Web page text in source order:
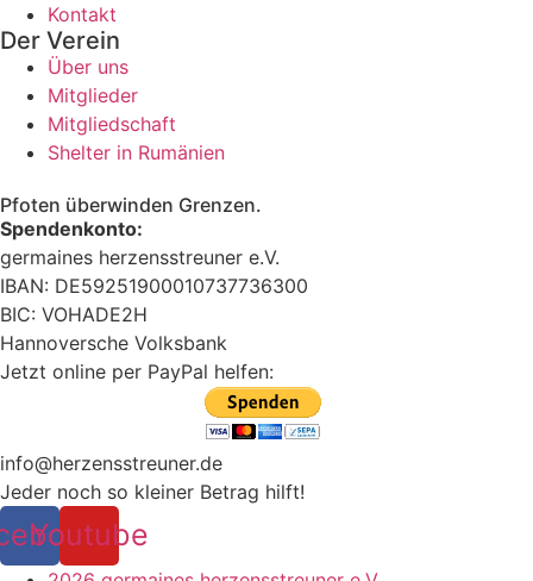
Kontakt
Der Verein
Über uns
Mitglieder
Mitgliedschaft
Shelter in Rumänien
Pfoten überwinden Grenzen.
Spendenkonto:
germaines herzensstreuner e.V.
IBAN: DE59251900010737736300
BIC: VOHADE2H
Hannoversche Volksbank
Jetzt online per PayPal helfen:
info@herzensstreuner.de
Jeder noch so kleiner Betrag hilft!
Youtube